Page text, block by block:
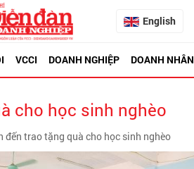
English
VCCI DOANH NGHIỆP DOANH NHÂN
cho học sinh nghèo
đến trao tặng quà cho học sinh nghèo